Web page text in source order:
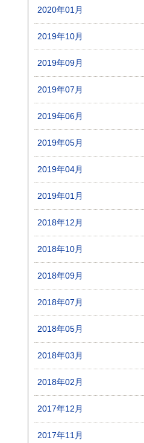
2020年01月
2019年10月
2019年09月
2019年07月
2019年06月
2019年05月
2019年04月
2019年01月
2018年12月
2018年10月
2018年09月
2018年07月
2018年05月
2018年03月
2018年02月
2017年12月
2017年11月